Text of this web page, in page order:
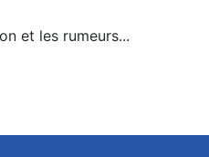
et les rumeurs...